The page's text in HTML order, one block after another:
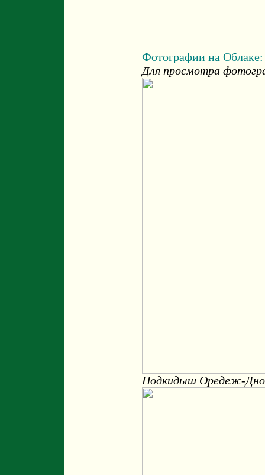
Фотографии на Облаке:
Для просмотра
Подкидыш Оредеж-